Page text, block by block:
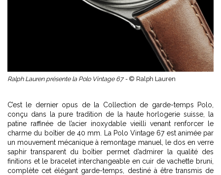
Ralph Lauren présente la Polo Vintage 67 - © Ralph Lauren
C’est le dernier opus de la Collection de garde-temps Polo,
conçu dans la pure tradition de la haute horlogerie suisse, la
patine raffinée de l’acier inoxydable vieilli venant renforcer le
charme du boîtier de 40 mm. La Polo Vintage 67 est animée par
un mouvement mécanique à remontage manuel, le dos en verre
saphir transparent du boîtier permet d’admirer la qualité des
finitions et le bracelet interchangeable en cuir de vachette bruni,
complète cet élégant garde-temps, destiné à être transmis de